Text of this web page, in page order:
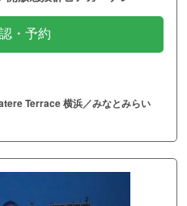
・予約
Terrace 横浜／みなとみらい